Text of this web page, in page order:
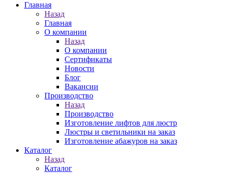
Главная
Назад
Главная
О компании
Назад
О компании
Сертификаты
Новости
Блог
Вакансии
Производство
Назад
Производство
Изготовление лифтов для люстр
Люстры и светильники на заказ
Изготовление абажуров на заказ
Каталог
Назад
Каталог